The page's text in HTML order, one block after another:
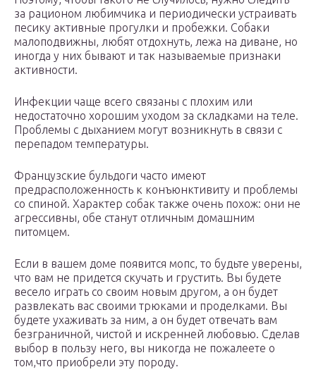
за рационом любимчика и периодически устраивать
песику активные прогулки и пробежки. Собаки
малоподвижны, любят отдохнуть, лежа на диване, но
иногда у них бывают и так называемые признаки
активности.
Инфекции чаще всего связаны с плохим или
недостаточно хорошим уходом за складками на теле.
Проблемы с дыханием могут возникнуть в связи с
перепадом температуры.
Французские бульдоги часто имеют
предрасположенность к конъюнктивиту и проблемы
со спиной. Характер собак также очень похож: они не
агрессивны, обе станут отличным домашним
питомцем.
Если в вашем доме появится мопс, то будьте уверены,
что вам не придется скучать и грустить. Вы будете
весело играть со своим новым другом, а он будет
развлекать вас своими трюками и проделками. Вы
будете ухаживать за ним, а он будет отвечать вам
безграничной, чистой и искренней любовью. Сделав
выбор в пользу него, вы никогда не пожалеете о
том,что приобрели эту породу.